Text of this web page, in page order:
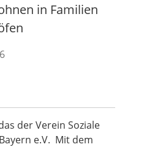
in Familien
der Verein Soziale
e.V. Mit dem